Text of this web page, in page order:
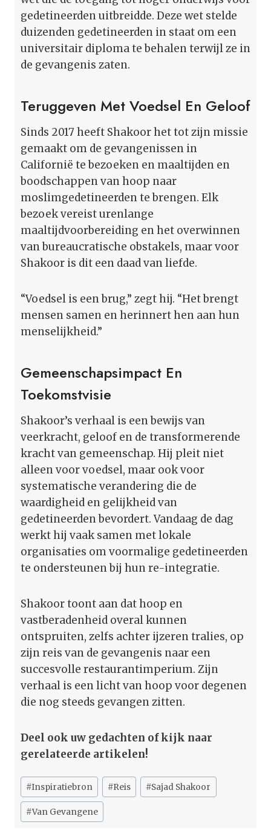
gedetineerden uitbreidde. Deze wet stelde
duizenden gedetineerden in staat om een
universitair diploma te behalen terwijl ze in
de gevangenis zaten.
Teruggeven Met Voedsel En Geloof
Sinds 2017 heeft Shakoor het tot zijn missie
gemaakt om de gevangenissen in
Californië te bezoeken en maaltijden en
boodschappen van hoop naar
moslimgedetineerden te brengen. Elk
bezoek vereist urenlange
maaltijdvoorbereiding en het overwinnen
van bureaucratische obstakels, maar voor
Shakoor is dit een daad van liefde.
“Voedsel is een brug,” zegt hij. “Het brengt
mensen samen en herinnert hen aan hun
menselijkheid.”
Gemeenschapsimpact En
Toekomstvisie
Shakoor’s verhaal is een bewijs van
veerkracht, geloof en de transformerende
kracht van gemeenschap. Hij pleit niet
alleen voor voedsel, maar ook voor
systematische verandering die de
waardigheid en gelijkheid van
gedetineerden bevordert. Vandaag de dag
werkt hij vaak samen met lokale
organisaties om voormalige gedetineerden
te ondersteunen bij hun re-integratie.
Shakoor toont aan dat hoop en
vastberadenheid overal kunnen
ontspruiten, zelfs achter ijzeren tralies, op
zijn reis van de gevangenis naar een
succesvolle restaurantimperium. Zijn
verhaal is een licht van hoop voor degenen
die nog steeds gevangen zitten.
Deel ook uw gedachten of kijk naar
gerelateerde artikelen!
Bericht
tags:
#Inspiratiebron #Reis #Sajad Shakoor
#Van Gevangene